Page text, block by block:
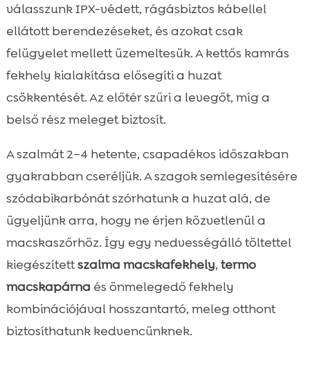
válasszunk IPX-védett, rágásbiztos kábellel
ellátott berendezéseket, és azokat csak
felügyelet mellett üzemeltesük. A kettős kamrás
fekhely kialakítása elősegíti a huzat
csökkentését. Az előtér szűri a levegőt, míg a
belső rész meleget biztosít.
A szalmát 2–4 hetente, csapadékos időszakban
gyakrabban cseréljük. A szagok semlegesítésére
szódabikarbónát szórhatunk a huzat alá, de
ügyeljünk arra, hogy ne érjen közvetlenül a
macskaszőrhöz. Így egy nedvességálló töltettel
kiegészítettszalma macskafekhely, termo
macskapárna és önmelegedő fekhely
kombinációjával hosszantartó, meleg otthont
biztosíthatunk kedvencünknek.